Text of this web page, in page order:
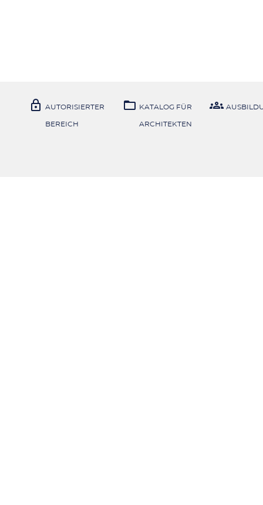
 AUTORISIERTER
BEREICH
 KATALOG FÜR
ARCHITEKTEN
